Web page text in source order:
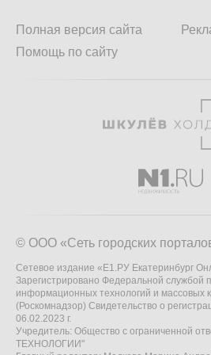
Полная версия сайта
Помощь по сайту
© ООО «Сеть городских
Сетевое издание «Е1.РУ Екатеринбург
Зарегистрировано Федеральной службой
информационных технологий и массовых
(Роскомнадзор) Свидетельство о
06.02.2023 г.
Учредитель: Общество с ограниченной
ТЕХНОЛОГИИ"